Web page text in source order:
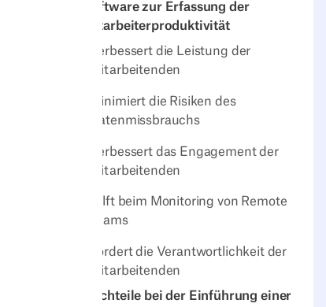
Software zur Erfassung der
Mitarbeiterproduktivität‍
Verbessert die Leistung der
Mitarbeitenden
Minimiert die Risiken des
Datenmissbrauchs
Verbessert das Engagement der
Mitarbeitenden
Hilft beim Monitoring von Remote
Teams
Fördert die Verantwortlichkeit der
Mitarbeitenden
Nachteile bei der Einführung einer